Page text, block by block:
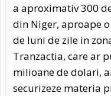
a aproximativ 300
din Niger, aproape
de luni de zile in
Tranzactia, care ar
milioane de dolari,
securizeze materia